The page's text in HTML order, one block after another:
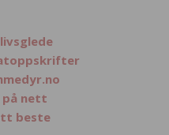
på nett
beste